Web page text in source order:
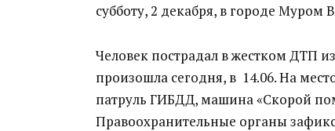
субботу, 2 декабря, в городе Муром
Человек пострадал в жестком ДТП
произошла сегодня, в 14.06. На
патруль ГИБДД, машина «Скорой
Правоохранительные органы